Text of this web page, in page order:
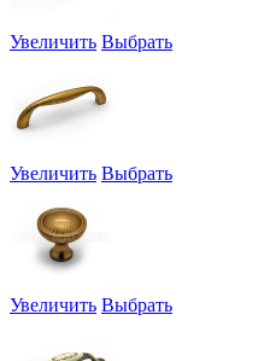
Увеличить Выбрать
Увеличить Выбрать
Увеличить Выбрать